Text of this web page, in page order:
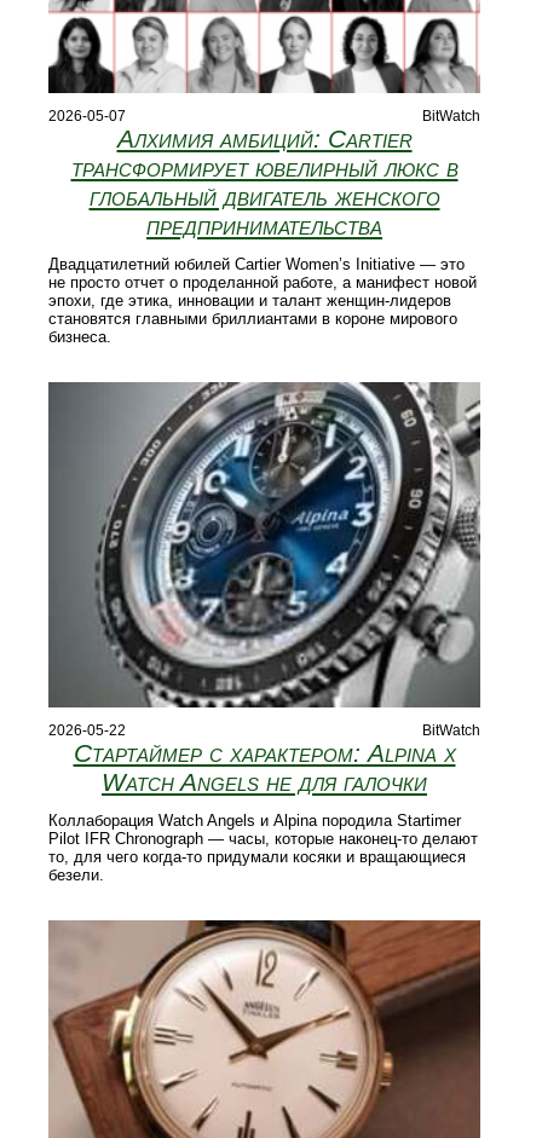
2026-05-07 BitWatch
Алхимия амбиций: Cartier
трансформирует ювелирный люкс в
глобальный двигатель женского
предпринимательства
Двадцатилетний юбилей Cartier Women’s Initiative — это
не просто отчет о проделанной работе, а манифест новой
эпохи, где этика, инновации и талант женщин-лидеров
становятся главными бриллиантами в короне мирового
бизнеса.
2026-05-22 BitWatch
Стартаймер с характером: Alpina x
Watch Angels не для галочки
Коллаборация Watch Angels и Alpina породила Startimer
Pilot IFR Chronograph — часы, которые наконец-то делают
то, для чего когда-то придумали косяки и вращающиеся
безели.